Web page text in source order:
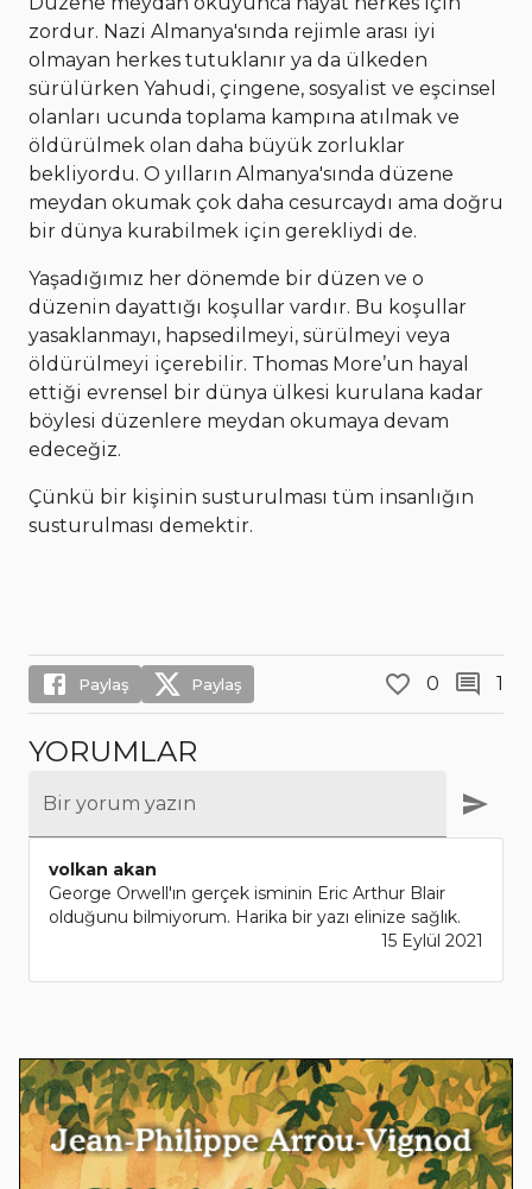
zordur. Nazi Almanya'sında rejimle arası iyi
olmayan herkes tutuklanır ya da ülkeden
sürülürken Yahudi, çingene, sosyalist ve eşcinsel
olanları ucunda toplama kampına atılmak ve
öldürülmek olan daha büyük zorluklar
bekliyordu. O yılların Almanya'sında düzene
meydan okumak çok daha cesurcaydı ama doğru
bir dünya kurabilmek için gerekliydi de.
Yaşadığımız her dönemde bir düzen ve o
düzenin dayattığı koşullar vardır. Bu koşullar
yasaklanmayı, hapsedilmeyi, sürülmeyi veya
öldürülmeyi içerebilir. Thomas More’un hayal
ettiği evrensel bir dünya ülkesi kurulana kadar
böylesi düzenlere meydan okumaya devam
edeceğiz.
Çünkü bir kişinin susturulması tüm insanlığın
susturulması demektir.
Paylaş Paylaş 0 1
YORUMLAR
Bir yorum yazın
volkan akan
George Orwell'ın gerçek isminin Eric Arthur Blair
olduğunu bilmiyorum. Harika bir yazı elinize sağlık.
15 Eylül 2021